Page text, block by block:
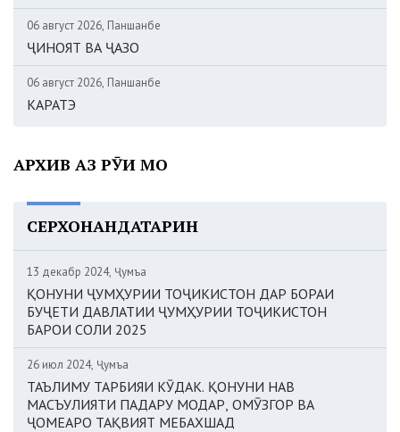
06 август 2026, Панҷшанбе
ҶИНОЯТ ВА ҶАЗО
06 август 2026, Панҷшанбе
КАРАТЭ
АРХИВ АЗ РӮИ МОҲ
СЕРХОНАНДАТАРИН
13 декабр 2024, Ҷумъа
ҚОНУНИ ҶУМҲУРИИ ТОҶИКИСТОН ДАР БОРАИ
БУҶЕТИ ДАВЛАТИИ ҶУМҲУРИИ ТОҶИКИСТОН
БАРОИ СОЛИ 2025
26 июл 2024, Ҷумъа
ТАЪЛИМУ ТАРБИЯИ КӮДАК. ҚОНУНИ НАВ
МАСЪУЛИЯТИ ПАДАРУ МОДАР, ОМӮЗГОР ВА
ҶОМЕАРО ТАҚВИЯТ МЕБАХШАД